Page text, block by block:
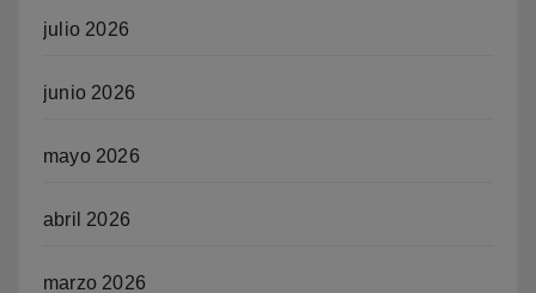
julio 2026
junio 2026
mayo 2026
abril 2026
marzo 2026